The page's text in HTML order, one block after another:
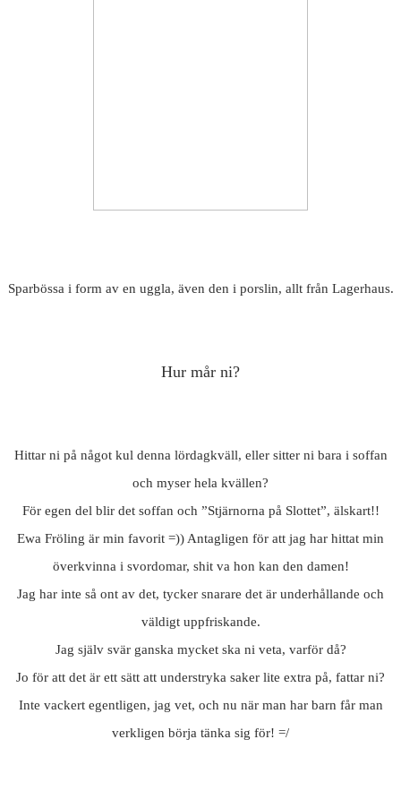
Sparbössa i form av en uggla, även den i porslin, allt från Lagerhaus.
Hur mår ni?
Hittar ni på något kul denna lördagkväll, eller sitter ni bara i soffan
och myser hela kvällen?
För egen del blir det soffan och ”Stjärnorna på Slottet”, älskart!!
Ewa Fröling är min favorit =)) Antagligen för att jag har hittat min
överkvinna i svordomar, shit va hon kan den damen!
Jag har inte så ont av det, tycker snarare det är underhållande och
väldigt uppfriskande.
Jag själv svär ganska mycket ska ni veta, varför då?
Jo för att det är ett sätt att understryka saker lite extra på, fattar ni?
Inte vackert egentligen, jag vet, och nu när man har barn får man
verkligen börja tänka sig för! =/